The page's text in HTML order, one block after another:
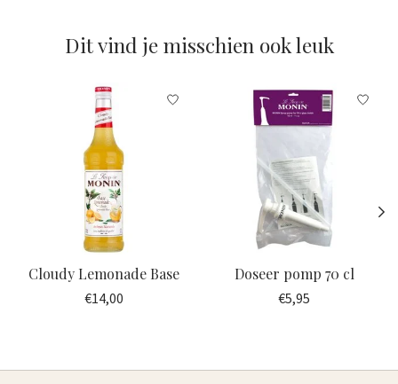
Dit vind je misschien ook leuk
Items van productcarrousel
Cloudy Lemonade Base
€14,00
Doseer pomp 70 cl
€5,95